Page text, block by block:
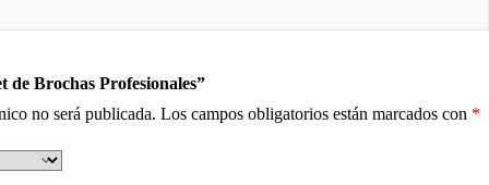
de Brochas Profesionales”
no será publicada. Los campos obligatorios están marcados con *